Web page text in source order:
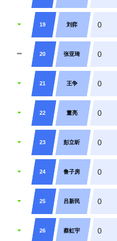
19 刘弈 0
20 张亚琦 0
21 王争 0
22 董亮 0
23 彭立昕 0
24 鲁子房 0
25 吕新民 0
26 蔡虹宇 0